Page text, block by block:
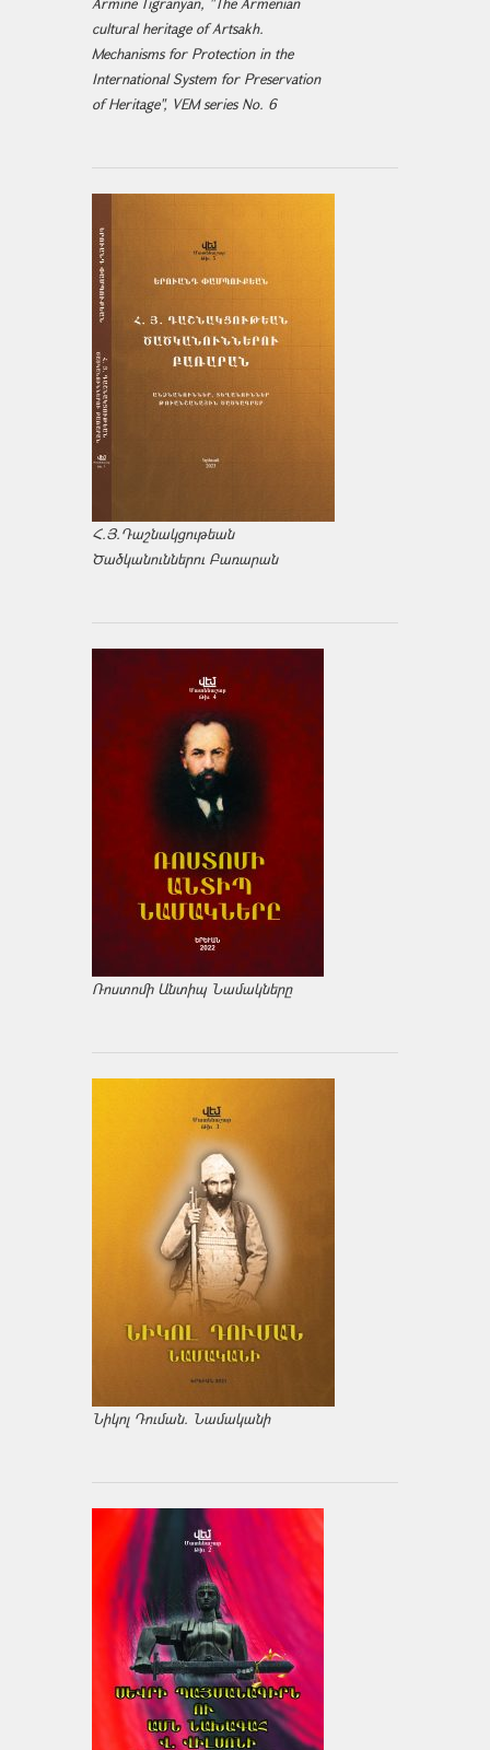
cultural heritage of Artsakh.
Mechanisms for Protection in the
International System for Preservation
of Heritage", VEM series No. 6
Հ.Յ.Դաշնակցութեան
Ծածկանուններու Բառարան
Ռոստոմի Անտիպ Նամակները
Նիկոլ Դուման. Նամականի